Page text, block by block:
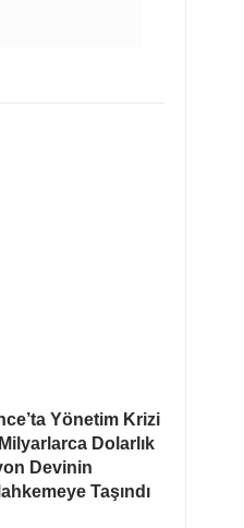
Yönetim Krizi
Dolarlık
Devinin
Taşındı